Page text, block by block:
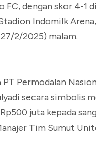
FC, dengan skor 4-1
Indomilk
2/2025) malam.
Permodalan
secara simbolis
juta kepada
Tim Sumut